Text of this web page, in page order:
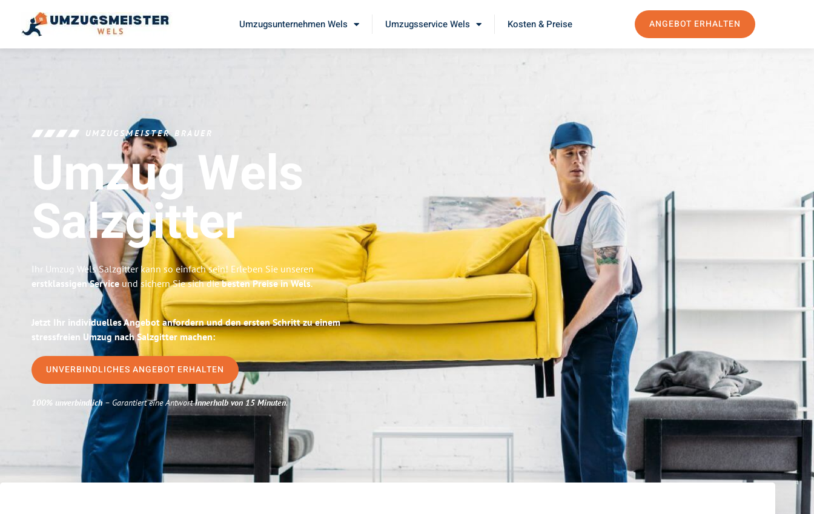
Umzugsunternehmen Wels Umzugsservice Wels Kosten & Preise ANGEBOT ERHALTEN
UMZUGSMEISTER BRAUER
Umzug Wels
Salzgitter
Ihr Umzug Wels Salzgitter kann so einfach sein! Erleben Sie unseren
erstklassigen Service und sichern Sie sich diebesten Preise in Wels.
Jetzt Ihr individuelles Angebot anfordern und den ersten Schritt zu einem
stressfreien Umzug nach Salzgitter machen:
UNVERBINDLICHES ANGEBOT ERHALTEN
100% unverbindlich– Garantiert eine Antwortinnerhalb von 15 Minuten.